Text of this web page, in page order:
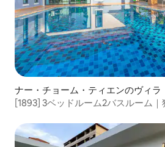
ナー・チョーム・ティエンのヴィラ
[1893] 3ベッドルーム2バスルーム｜
インテリア｜広々とした空間での